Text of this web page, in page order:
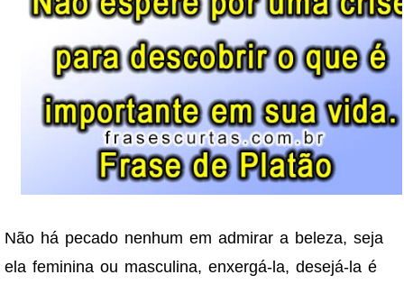
Não há pecado nenhum em admirar a beleza, seja
ela feminina ou masculina, enxergá-la, desejá-la é